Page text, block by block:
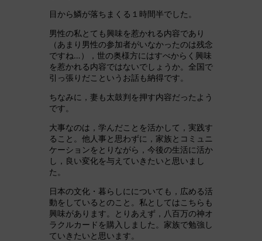
目から鱗が落ちまくる１時間半でした。
男性の私とても興味を惹かれる内容であり
（あまり男性の参加者がいなかったのは残念
ですね…），世の奥様方にはすべからく興味
を惹かれる内容ではないでしょうか。全国で
引っ張りだこというお話も納得です。
ちなみに，妻も太鼓判を押す内容だったよう
です。
大事なのは，学んだことを活かして，実践す
ること。他人事と思わずに，家族とコミュニ
ケーションをとりながら，今後の生活に活か
し，良い変化を与えていきたいと思いまし
た。
日本の文化・暮らしにについても，広める活
動をしているとのこと。私としてはこちらも
興味があります。とりあえず，八百万の神オ
ラクルカードを購入しました。家族で勉強し
ていきたいと思います。